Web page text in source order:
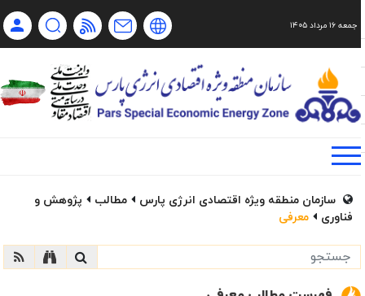
فا Ru Ch
جمعه ۱۶ مرداد ۱۴۰۵
سازمان منطقه ویژه اقتصادی انرژی پارس مطالب
پژوهش و
فناوری
معرفی